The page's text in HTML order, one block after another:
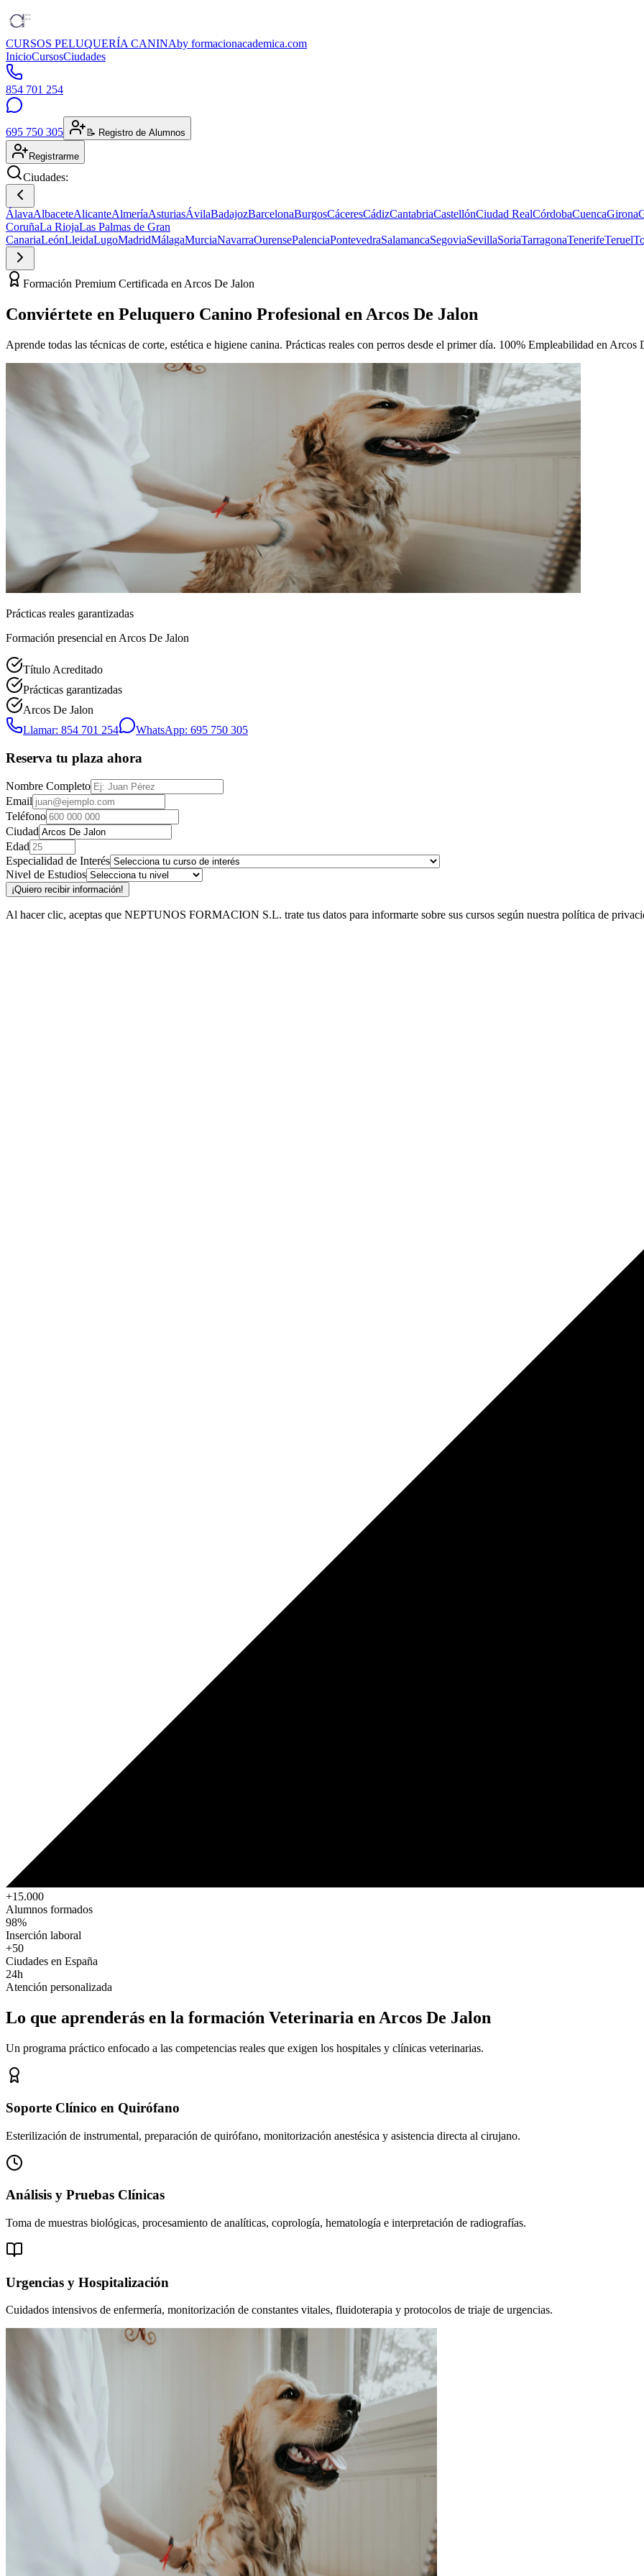
CURSOS PELUQUERÍA CANINAby formacionacademica.com
InicioCursosCiudades
854 701 254
695 750 305 📝 Registro de Alumnos
Registrarme
Ciudades:
ÁlavaAlbaceteAlicanteAlmeríaAsturiasÁvilaBadajozBarcelonaBurgosCáceresCádizCantabriaCastellónCiudad RealCórdobaCuencaGirona
CoruñaLa RiojaLas Palmas de Gran
CanariaLeónLleidaLugoMadridMálagaMurciaNavarraOurensePalenciaPontevedraSalamancaSegoviaSevillaSoriaTarragonaTenerifeTeruel
Formación Premium Certificada en Arcos De Jalon
Conviértete en Peluquero Canino Profesional en Arcos De Jalon
Aprende todas las técnicas de corte, estética e higiene canina. Prácticas reales con perros desde el primer día. 100% Empleabilidad en Arcos
Prácticas reales garantizadas
Formación presencial en Arcos De Jalon
Título Acreditado
Prácticas garantizadas
Arcos De Jalon
Llamar: 854 701 254
WhatsApp: 695 750 305
Reserva tu plaza ahora
Nombre Completo
Email
Teléfono
Ciudad
Edad
Especialidad de Interés
Nivel de Estudios
¡Quiero recibir información!
Al hacer clic, aceptas que NEPTUNOS FORMACION S.L. trate tus datos para informarte sobre sus cursos según nuestra política de
+15.000
Alumnos formados
98%
Inserción laboral
+50
Ciudades en España
24h
Atención personalizada
Lo que aprenderás en la formación Veterinaria en Arcos De Jalon
Un programa práctico enfocado a las competencias reales que exigen los hospitales y clínicas veterinarias.
Soporte Clínico en Quirófano
Esterilización de instrumental, preparación de quirófano, monitorización anestésica y asistencia directa al cirujano.
Análisis y Pruebas Clínicas
Toma de muestras biológicas, procesamiento de analíticas, coprología, hematología e interpretación de radiografías.
Urgencias y Hospitalización
Cuidados intensivos de enfermería, monitorización de constantes vitales, fluidoterapia y protocolos de triaje de urgencias.